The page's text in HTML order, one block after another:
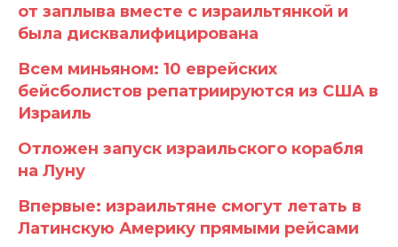
от заплыва вместе с израильтянкой и
была дисквалифицирована
Всем миньяном: 10 еврейских
бейсболистов репатриируются из США в
Израиль
Отложен запуск израильского корабля
на Луну
Впервые: израильтяне смогут летать в
Латинскую Америку прямыми рейсами